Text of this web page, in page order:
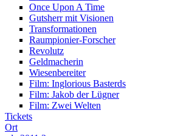
Once Upon A Time
Gutsherr mit Visionen
Transformationen
Raumpionier-Forscher
Revolutz
Geldmacherin
Wiesenbereiter
Film: Inglorious Basterds
Film: Jakob der Lügner
Film: Zwei Welten
Tickets
Ort